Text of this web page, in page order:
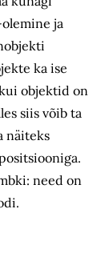
ja
ka ise
objektid on
siis võib ta
näiteks
need on